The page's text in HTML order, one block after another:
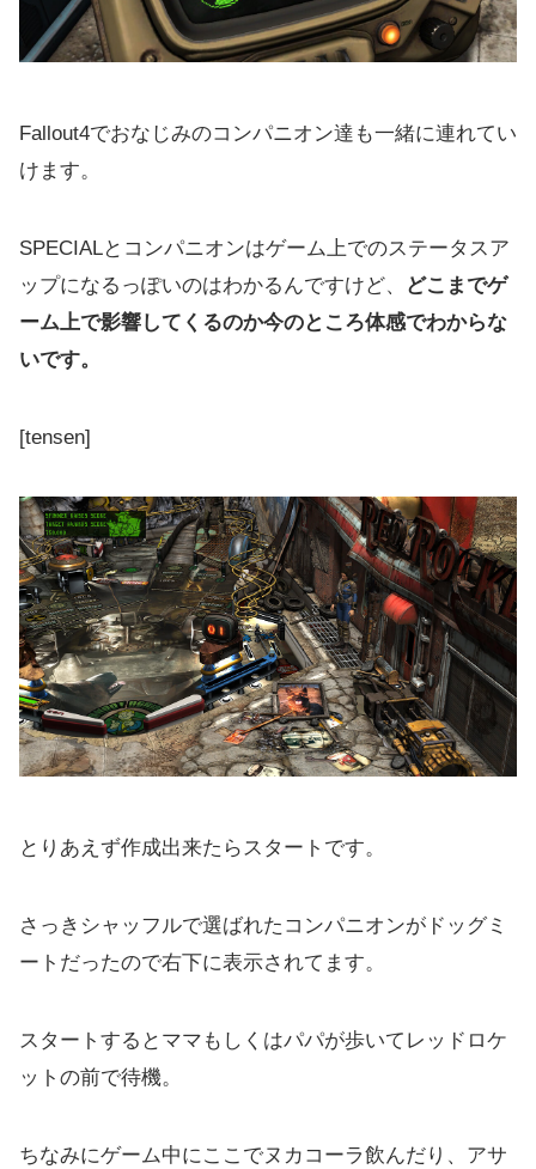
Fallout4でおなじみのコンパニオン達も一緒に連れてい
けます。
SPECIALとコンパニオンはゲーム上でのステータスア
ップになるっぽいのはわかるんですけど、
どこまでゲ
ーム上で影響してくるのか今のところ体感でわからな
いです。
[tensen]
とりあえず作成出来たらスタートです。
さっきシャッフルで選ばれたコンパニオンがドッグミ
ートだったので右下に表示されてます。
スタートするとママもしくはパパが歩いてレッドロケ
ットの前で待機。
ちなみにゲーム中にここでヌカコーラ飲んだり、アサ